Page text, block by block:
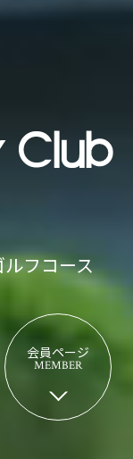
フコース
会員ページ
MEMBER